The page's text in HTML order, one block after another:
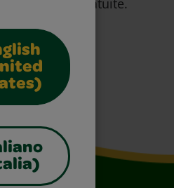
e le risorse gratuite.